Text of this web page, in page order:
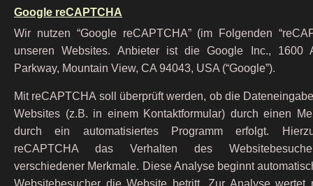
Google reCAPTCHA
Wir nutzen “Google reCAPTCHA” (im Folgenden
unseren Websites. Anbieter ist die Google Inc., 1600
Parkway, Mountain View, CA 94043, USA (“Google”).
Mit reCAPTCHA soll überprüft werden, ob die
Websites (z.B. in einem Kontaktformular) durch einen
durch ein automatisiertes Programm erfolgt.
reCAPTCHA das Verhalten des
verschiedener Merkmale. Diese Analyse beginnt
Websitebesucher die Website betritt. Zur Analyse wertet